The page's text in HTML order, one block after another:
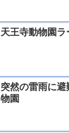
天王寺動物園ラ
突然の雷雨に
物園